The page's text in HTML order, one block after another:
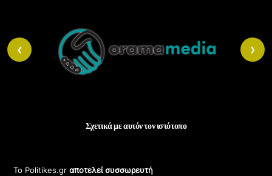
Top
Σχετικά με αυτόν τον ιστότοπο
Το Politikes.grαποτελεί συσσωρευτή
‹ ›